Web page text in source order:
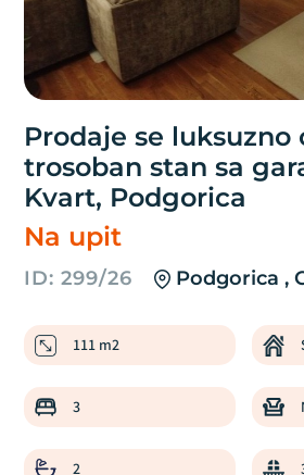
Prodaje se luksuzno
trosoban stan sa
Kvart, Podgorica
Na upit
ID: 299/26 Podgorica ,
111 m2
3
2